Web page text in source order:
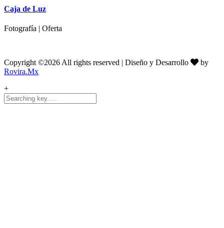
Caja de Luz
Fotografía | Oferta
Copyright ©2026 All rights reserved | Diseño y Desarrollo
by
Rovira.Mx
+